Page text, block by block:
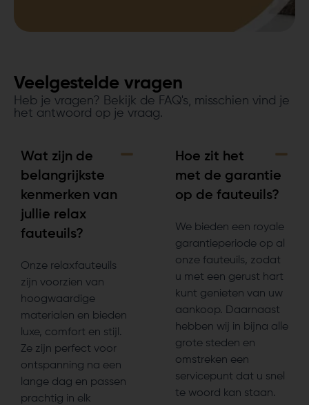
Veelgestelde vragen
Heb je vragen? Bekijk de FAQ's, misschien vind je
het antwoord op je vraag.
Wat zijn de
belangrijkste
kenmerken van
jullie relax
fauteuils?
Onze relaxfauteuils
zijn voorzien van
hoogwaardige
materialen en bieden
luxe, comfort en stijl.
Ze zijn perfect voor
ontspanning na een
lange dag en passen
prachtig in elk
Hoe zit het
met de garantie
op de fauteuils?
We bieden een royale
garantieperiode op al
onze fauteuils, zodat
u met een gerust hart
kunt genieten van uw
aankoop. Daarnaast
hebben wij in bijna alle
grote steden en
omstreken een
servicepunt dat u snel
te woord kan staan.